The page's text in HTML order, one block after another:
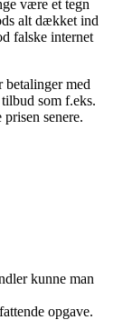
være et tegn
alt dækket ind
falske internet
betalinger med
som f.eks.
senere.
kunne man
opgave.